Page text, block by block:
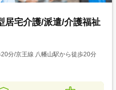
居宅介護/派遣/介護福祉
分/京王線 八幡山駅から徒歩20分